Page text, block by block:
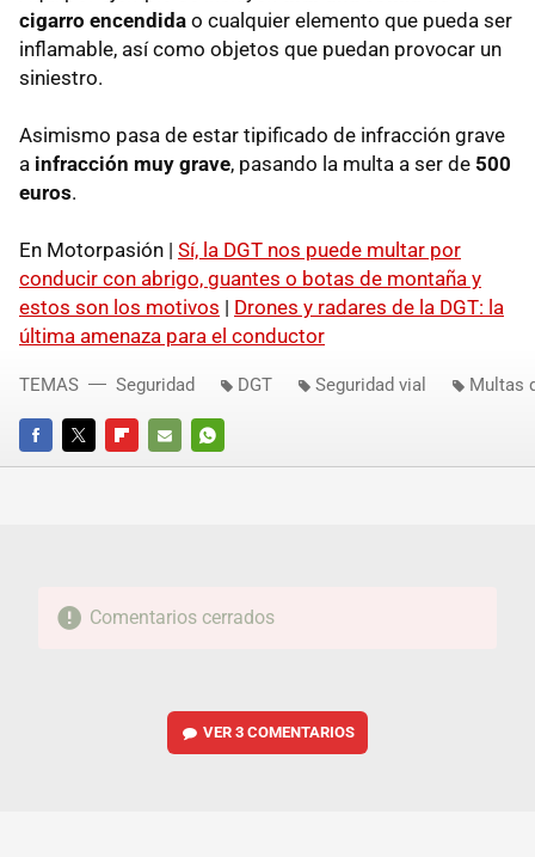
cigarro encendida o cualquier elemento que pueda ser
inflamable, así como objetos que puedan provocar un
siniestro.
Asimismo pasa de estar tipificado de infracción grave
a infracción muy grave, pasando la multa a ser de 500
euros.
En Motorpasión | Sí, la DGT nos puede multar por
conducir con abrigo, guantes o botas de montaña y
estos son los motivos | Drones y radares de la DGT: la
última amenaza para el conductor
FACEBOOKTWITTERFLIPBOARD
E-
WHATSAPP
TEMAS Seguridad DGT Seguridad vial Multas
Comentarios cerrados
VER3 COMENTARIOS